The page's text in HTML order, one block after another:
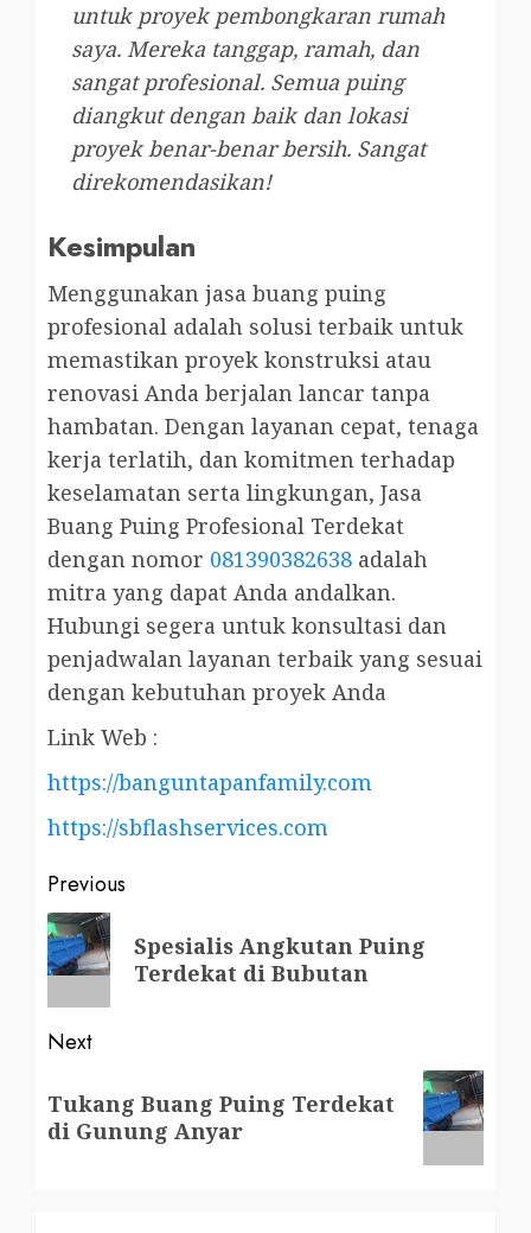
untuk proyek pembongkaran rumah
saya. Mereka tanggap, ramah, dan
sangat profesional. Semua puing
diangkut dengan baik dan lokasi
proyek benar-benar bersih. Sangat
direkomendasikan!
Kesimpulan
Menggunakan jasa buang puing
profesional adalah solusi terbaik untuk
memastikan proyek konstruksi atau
renovasi Anda berjalan lancar tanpa
hambatan. Dengan layanan cepat, tenaga
kerja terlatih, dan komitmen terhadap
keselamatan serta lingkungan, Jasa
Buang Puing Profesional Terdekat
dengan nomor 081390382638 adalah
mitra yang dapat Anda andalkan.
Hubungi segera untuk konsultasi dan
penjadwalan layanan terbaik yang sesuai
dengan kebutuhan proyek Anda
Link Web :
https://banguntapanfamily.com
https://sbflashservices.com
Post
navigation
Previous
Previous
post:
Spesialis Angkutan Puing
Terdekat di Bubutan
Next
post:
Tukang Buang Puing Terdekat
di Gunung Anyar